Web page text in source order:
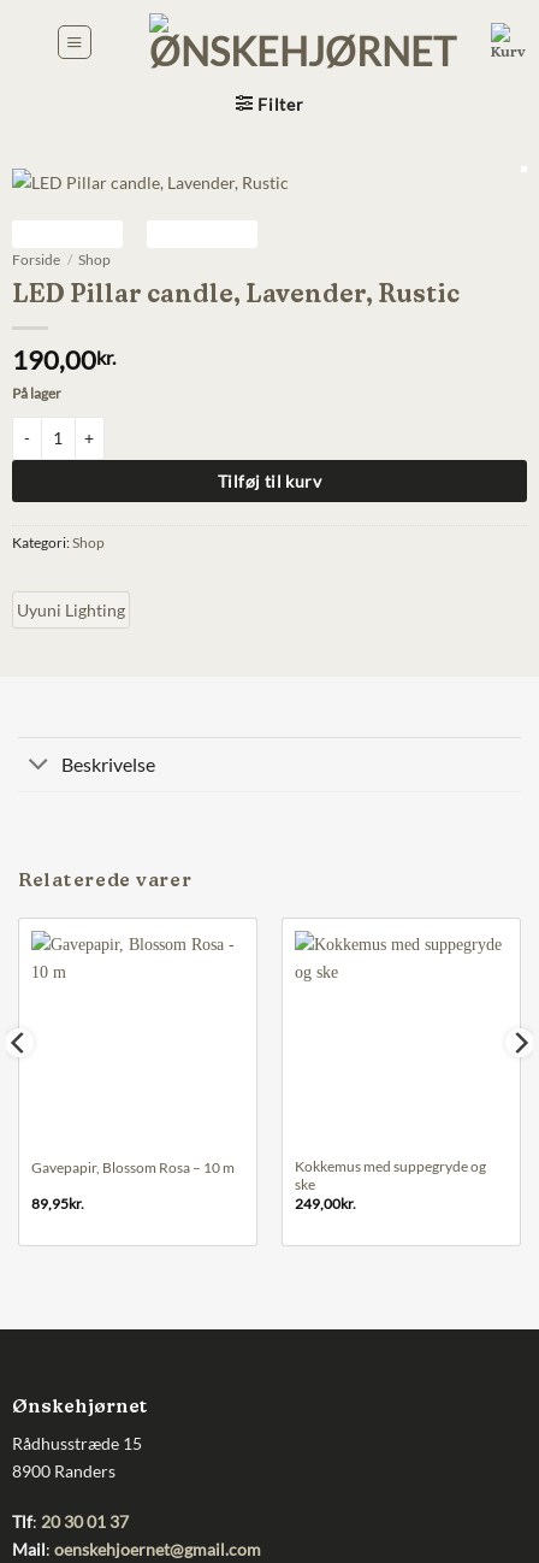
Filter
Forside / Shop
LED Pillar candle, Lavender, Rustic
190,00kr.
På lager
Tilføj til kurv
Kategori:Shop
Uyuni Lighting
Beskrivelse
Relaterede varer
Gavepapir, Blossom Rosa – 10 m
89,95kr.
Kokkemus med suppegryde og
ske
249,00kr.
Ønskehjørnet
Rådhusstræde 15
8900 Randers
Tlf: 20 30 01 37
Mail: oenskehjoernet@gmail.com